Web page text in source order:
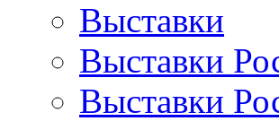
Выставки
Выставки
Выставки